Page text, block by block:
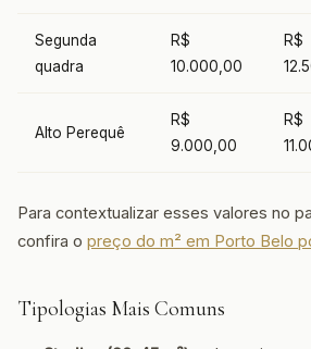
Segunda
quadra
R$
10.000,00
R$
Alto Perequê
R$
9.000,00
R$
Para contextualizar esses valores no
confira o preço do m² em Porto Belo
Tipologias Mais Comuns